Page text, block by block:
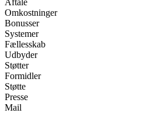
Omkostninger
Bonusser
Systemer
Fællesskab
Udbyder
Støtter
Formidler
Støtte
Presse
Mail